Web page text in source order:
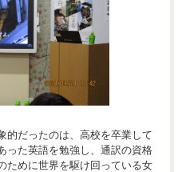
的だったのは、高校を卒業して
った英語を勉強し、通訳の資格
ために世界を駆け回っている女